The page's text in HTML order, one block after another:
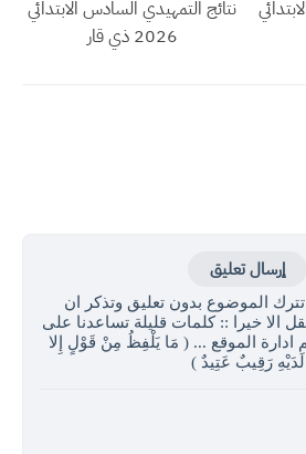
نتائج التمهيدي السادس الابتدائي
2026 ذي قار
إرسال تعليق
الموضوع بدون تعليق وتذكر ان
الا خيرا :: كلمات قليلة تساعدنا على
ادارة الموقع ... ( مَا يَلْفِظُ مِنْ قَوْلٍ إِلا
لَدَيْهِ رَقِيبٌ عَتِيدٌ )